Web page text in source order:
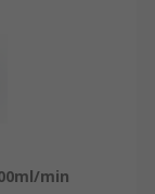
min